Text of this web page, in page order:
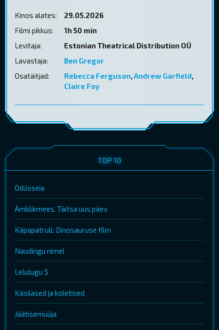
Kinos alates:
29.05.2026
Filmi pikkus:
1h 50 min
Levitaja:
Estonian Theatrical Distribution OÜ
Lavastaja:
Ben Gregor
Osatäitjad:
Rebecca Ferguson,Andrew Garfield,
Claire Foy
TOP 10
Odüsseia
Ämblikmees. Täitsa uus päev
Käpapatrull: Dinosauruse film
Naudingu nimel
Lelulugu 5
Käsilased ja koletised
Jäätisemüüja